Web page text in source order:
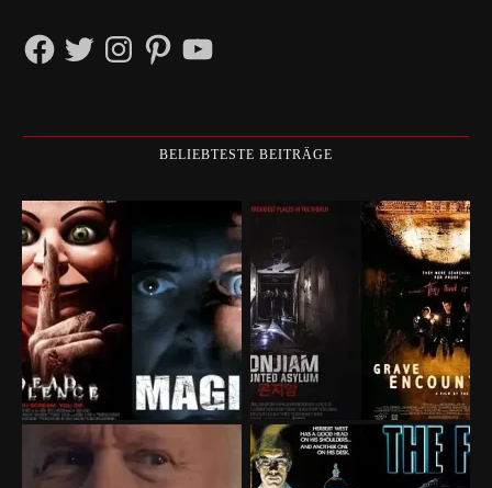
FacebookTwitterInstagramPinterestYouTube
BELIEBTESTE BEITRÄGE